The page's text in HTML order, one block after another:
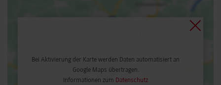
Bei Aktivierung der Karte werden Daten automatisiert an
Google Maps übertragen.
Informationen zum Datenschutz